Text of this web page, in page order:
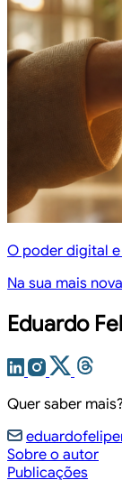
O poder digital
Na sua mais
Eduardo
Quer saber
Sobre o autor
Publicações